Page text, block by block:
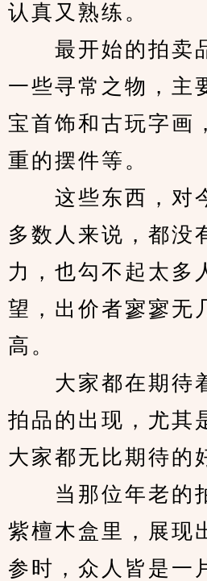
认真又熟练。
最开始的拍卖
一些寻常之物，主
宝首饰和古玩字画
重的摆件等。
这些东西，对
多数人来说，都没
力，也勾不起太多
望，出价者寥寥无
高。
大家都在期待
拍品的出现，尤其
大家都无比期待的
当那位年老的
紫檀木盒里，展现
参时，众人皆是一